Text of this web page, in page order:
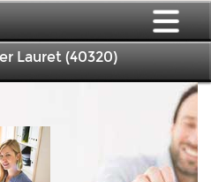
Lauret (40320)